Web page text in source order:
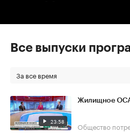
Все выпуски
За все время
23:58
Жилищное
Общество